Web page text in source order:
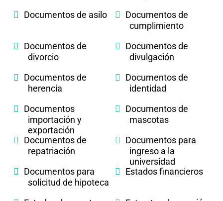
Documentos de asilo
Documentos de
cumplimiento
Documentos de
divorcio
Documentos de
divulgación
Documentos de
herencia
Documentos de
identidad
Documentos
importación y
exportación
Documentos de
mascotas
Documentos de
repatriación
Documentos para
ingreso a la
universidad
Documentos para
solicitud de hipoteca
Estados financieros